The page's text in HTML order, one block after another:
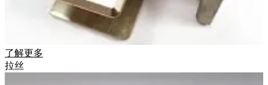
了解更多
拉丝